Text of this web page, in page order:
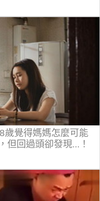
歲覺得媽媽怎麼可能
但回過頭卻發現...！